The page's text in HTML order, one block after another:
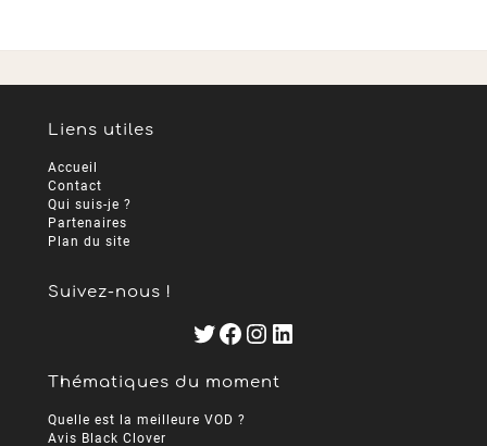
Liens utiles
Accueil
Contact
Qui suis-je ?
Partenaires
Plan du site
Suivez-nous !
Twitter
Facebook
Instagram
LinkedIn
Thématiques du moment
Quelle est la meilleure VOD ?
Avis Black Clover